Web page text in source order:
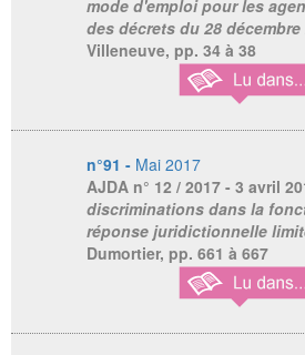
mode d'emploi pour les
des décrets du 28 décembre
Villeneuve, pp. 34 à 38
n°91 - Mai 2017
AJDA n° 12 / 2017 - 3 avril
discriminations dans la
réponse juridictionnelle
Dumortier, pp. 661 à 667